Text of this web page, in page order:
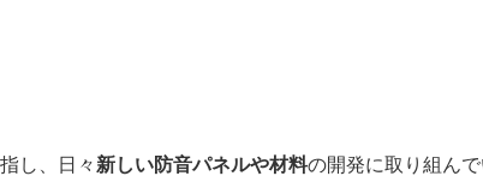
し、日々 新しい防音パネルや材料の開発に取り組ん